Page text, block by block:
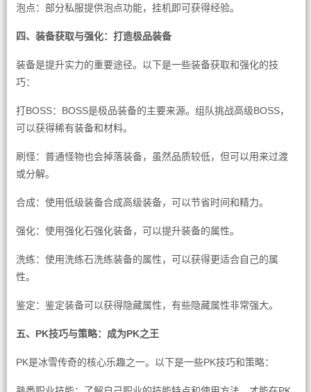
泡点：部分私服提供泡点功能，挂机即可获得经验。
四、装备获取与强化：打造极品装备
装备是提升实力的重要途径。以下是一些装备获取和强化的技
巧：
打BOSS：BOSS是极品装备的主要来源。组队挑战高级BOSS，
可以获得稀有装备和材料。
刷怪：普通怪物也会掉落装备，虽然品质较低，但可以用来过渡
或分解。
合成：使用低级装备合成高级装备，可以节省时间和精力。
强化：使用强化石强化装备，可以提升装备的属性。
洗练：使用洗练石洗练装备的属性，可以获得更适合自己的属
性。
鉴定：鉴定装备可以获得隐藏属性，有些隐藏属性非常强大。
五、PK技巧与策略：成为PK之王
PK是冰雪传奇的核心乐趣之一。以下是一些PK技巧和策略：